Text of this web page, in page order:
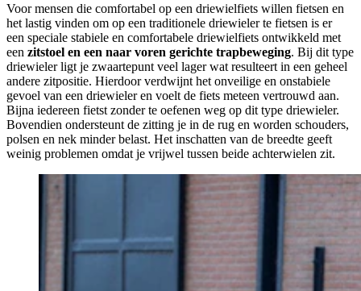
Voor mensen die comfortabel op een driewielfiets willen fietsen en
het lastig vinden om op een traditionele driewieler te fietsen is er
een speciale stabiele en comfortabele driewielfiets ontwikkeld met
een zitstoel en een naar voren gerichte trapbeweging. Bij dit type
driewieler ligt je zwaartepunt veel lager wat resulteert in een geheel
andere zitpositie. Hierdoor verdwijnt het onveilige en onstabiele
gevoel van een driewieler en voelt de fiets meteen vertrouwd aan.
Bijna iedereen fietst zonder te oefenen weg op dit type driewieler.
Bovendien ondersteunt de zitting je in de rug en worden schouders,
polsen en nek minder belast. Het inschatten van de breedte geeft
weinig problemen omdat je vrijwel tussen beide achterwielen zit.